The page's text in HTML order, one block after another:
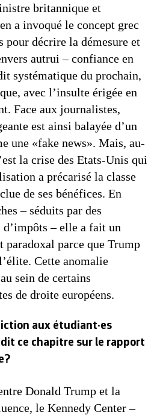
britannique et
a invoqué le concept grec
pour décrire la démesure et
autrui – confiance en
systématique du prochain,
avec l’insulte érigée en
Face aux journalistes,
est ainsi balayée d’un
une «fake news». Mais, au-
la crise des Etats-Unis qui
a précarisé la classe
de ses bénéfices. En
– séduits par des
d’impôts – elle a fait un
paradoxal parce que Trump
Cette anomalie
sein de certains
de droite européens.
aux étudiant·es
ce chapitre sur le rapport
Donald Trump et la
le Kennedy Center –